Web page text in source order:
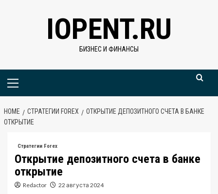
IOPENT.RU
БИЗНЕС И ФИНАНСЫ
Primary
HOME СТРАТЕГИИ FOREX
ОТКРЫТИЕ ДЕПОЗИТНОГО СЧЕТА В БАНКЕ
ОТКРЫТИЕ
Стратегии Forex
Открытие депозитного счета в банке
открытие
Redactor 22 августа 2024